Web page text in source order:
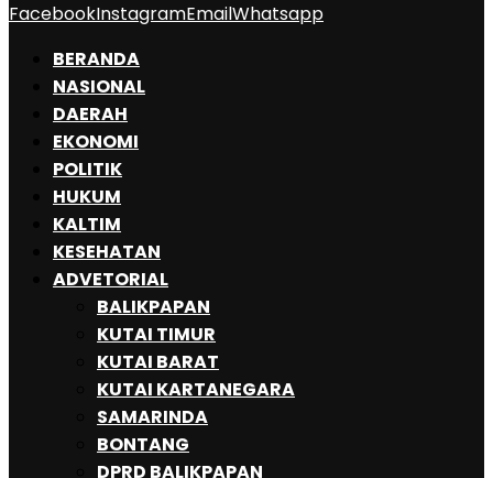
FacebookInstagramEmailWhatsapp
BERANDA
NASIONAL
DAERAH
EKONOMI
POLITIK
HUKUM
KALTIM
KESEHATAN
ADVETORIAL
BALIKPAPAN
KUTAI TIMUR
KUTAI BARAT
KUTAI KARTANEGARA
SAMARINDA
BONTANG
DPRD BALIKPAPAN